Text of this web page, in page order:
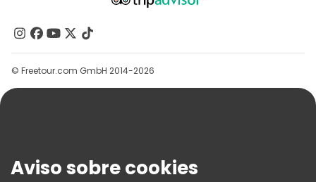
Contacte-Nos
Grupos
Ajuda
Termos E Informações Legais
© Freetour.com GmbH 2014-2026
Aviso sobre cookies